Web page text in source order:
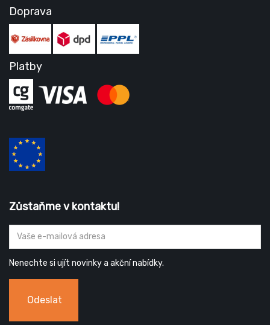
Doprava
Platby
Zůstaňme v kontaktu!
Nenechte si ujít novinky a akční nabídky.
Odeslat